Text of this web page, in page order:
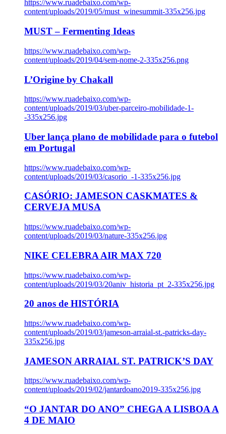
https://www.ruadebaixo.com/wp-
content/uploads/2019/05/must_winesummit-335x256.jpg
MUST – Fermenting Ideas
https://www.ruadebaixo.com/wp-
content/uploads/2019/04/sem-nome-2-335x256.png
L’Origine by Chakall
https://www.ruadebaixo.com/wp-
content/uploads/2019/03/uber-parceiro-mobilidade-1-
-335x256.jpg
Uber lança plano de mobilidade para o futebol
em Portugal
https://www.ruadebaixo.com/wp-
content/uploads/2019/03/casorio_-1-335x256.jpg
CASÓRIO: JAMESON CASKMATES &
CERVEJA MUSA
https://www.ruadebaixo.com/wp-
content/uploads/2019/03/nature-335x256.jpg
NIKE CELEBRA AIR MAX 720
https://www.ruadebaixo.com/wp-
content/uploads/2019/03/20aniv_historia_pt_2-335x256.jpg
20 anos de HISTÓRIA
https://www.ruadebaixo.com/wp-
content/uploads/2019/03/jameson-arraial-st.-patricks-day-
335x256.jpg
JAMESON ARRAIAL ST. PATRICK’S DAY
https://www.ruadebaixo.com/wp-
content/uploads/2019/02/jantardoano2019-335x256.jpg
“O JANTAR DO ANO” CHEGA A LISBOA A
4 DE MAIO